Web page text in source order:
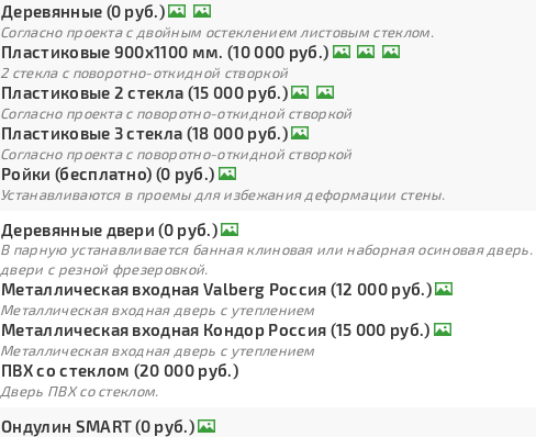
Деревянные (0 руб.)
Согласно проекта с двойным остеклением листовым стеклом.
Пластиковые 900х1100 мм. (10 000 руб.)
2 стекла с поворотно-откидной створкой
Пластиковые 2 стекла (15 000 руб.)
Согласно проекта с поворотно-откидной створкой
Пластиковые 3 стекла (18 000 руб.)
Согласно проекта с поворотно-откидной створкой
Ройки (бесплатно) (0 руб.)
Устанавливаются в проемы для избежания деформации стены.
Деревянные двери (0 руб.)
В парную устанавливается банная клиновая или наборная осиновая
двери с резной фрезеровкой.
Металлическая входная Valberg Россия (12 000 руб.)
Металлическая входная дверь с утеплением
Металлическая входная Кондор Россия (15 000 руб.)
Металлическая входная дверь с утеплением
ПВХ со стеклом (20 000 руб.)
Дверь ПВХ со стеклом.
Ондулин SMART (0 руб.)